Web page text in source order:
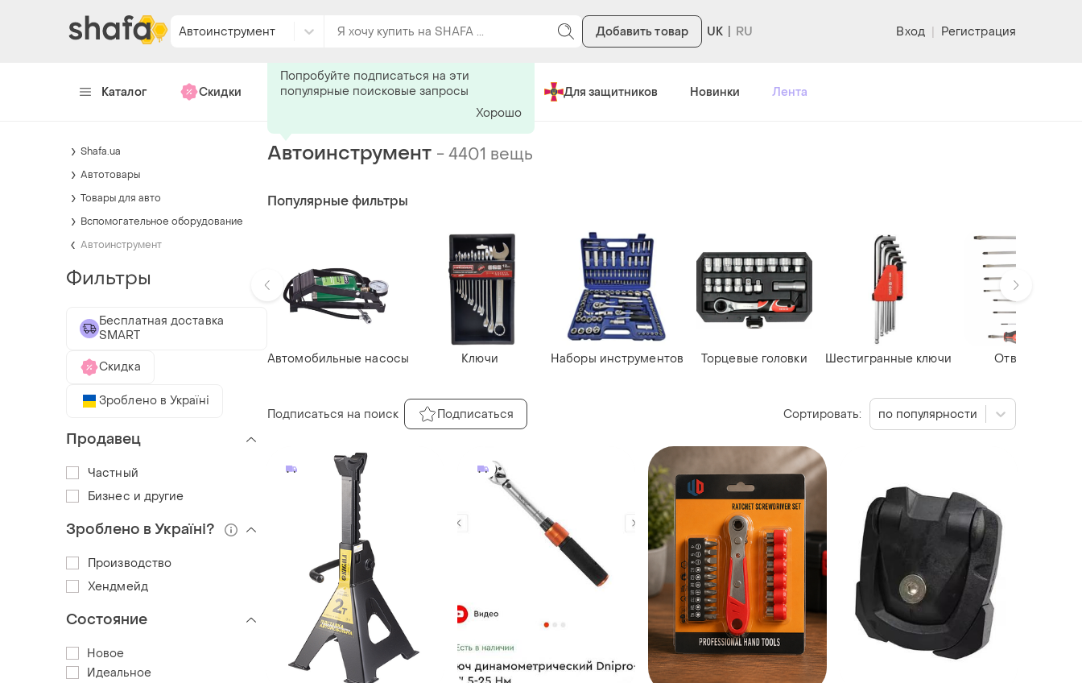
Автоинструмент Добавить товар UK Вход | Регистрация
Каталог Скидки Хендмейд Сделано в Украине Для защитников Новинки Лента
Автоинструмент -4401 вещь
Популярные фильтры
Автомобильные насосы Ключи Наборы инструментов Торцевые головки Шестигранные ключи Отвертки
Подписаться на поиск Подписаться
Попробуйте подписаться на эти
популярные поисковые запросы
Хорошо
Сортировать: по популярности
Shafa.ua
Автотовары
Товары для авто
Вспомогательное оборудование
Автоинструмент
Фильтры
Бесплатная доставка
SMART
Скидка
Зроблено в Україні
Продавец
Частный
Бизнес и другие
Зроблено в Україні?
Производство
Хендмейд
Состояние
Новое
Идеальное